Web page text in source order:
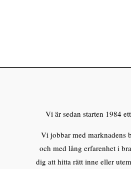
Vi är sedan starten 1984
Vi jobbar med marknadens
och med lång erfarenhet i
dig att hitta rätt inne eller